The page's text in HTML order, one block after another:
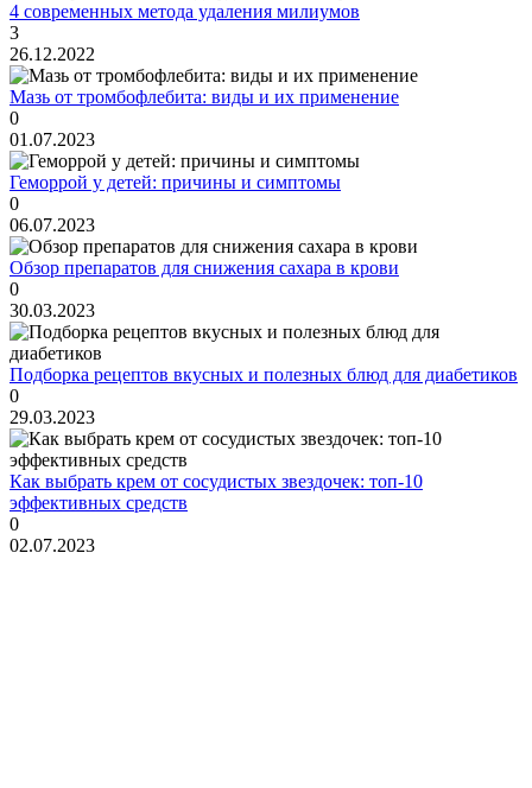
4 современных метода удаления милиумов
3
26.12.2022
Мазь от тромбофлебита: виды и их применение
0
01.07.2023
Геморрой у детей: причины и симптомы
0
06.07.2023
Обзор препаратов для снижения сахара в крови
0
30.03.2023
Подборка рецептов вкусных и полезных блюд для диабетиков
0
29.03.2023
Как выбрать крем от сосудистых звездочек: топ-10
эффективных средств
0
02.07.2023